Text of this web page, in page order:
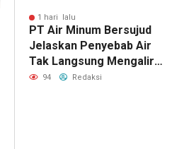
Raharja dan Bansos
Polres Tanah Bumbu
1 hari lalu
PT Air Minum Bersujud
Jelaskan Penyebab Air
Tak Langsung Mengalir
Usai Listrik Menyala
94 Redaksi